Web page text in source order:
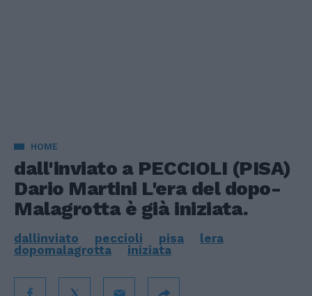
HOME
dall'inviato a PECCIOLI (PISA)
Dario Martini L'era del dopo-
Malagrotta è già iniziata.
dallinviato peccioli pisa
lera
dopomalagrotta
iniziata